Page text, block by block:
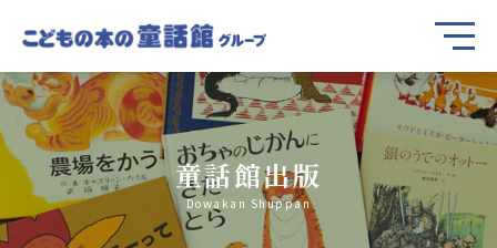
童話館出版
Dowakan Shuppan